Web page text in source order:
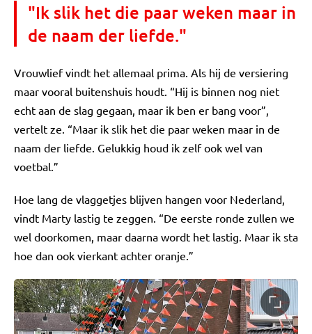
"Ik slik het die paar weken maar in
de naam der liefde."
Vrouwlief vindt het allemaal prima. Als hij de versiering
maar vooral buitenshuis houdt. “Hij is binnen nog niet
echt aan de slag gegaan, maar ik ben er bang voor”,
vertelt ze. “Maar ik slik het die paar weken maar in de
naam der liefde. Gelukkig houd ik zelf ook wel van
voetbal.”
Hoe lang de vlaggetjes blijven hangen voor Nederland,
vindt Marty lastig te zeggen. “De eerste ronde zullen we
wel doorkomen, maar daarna wordt het lastig. Maar ik sta
hoe dan ook vierkant achter oranje.”